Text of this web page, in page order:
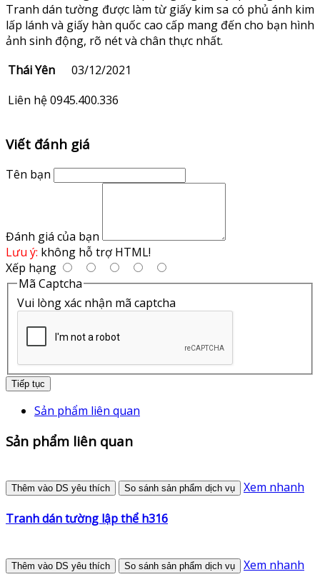
Tranh dán tường được làm từ giấy kim sa có phủ ánh kim
lấp lánh và giấy hàn quốc cao cấp mang đến cho bạn hình
ảnh sinh động, rõ nét và chân thực nhất.
Thái Yên
03/12/2021
Liên hệ 0945.400.336
Viết đánh giá
Tên bạn
Đánh giá của bạn
Lưu ý: không hỗ trợ HTML!
Xếp hạng
Mã Captcha
Vui lòng xác nhận mã captcha
Tiếp tục
Sản phẩm liên quan
Sản phẩm liên quan
Thêm vào DS yêu thích So sánh sản phẩm dịch vụ Xem nhanh
Tranh dán tường lập thể h316
Thêm vào DS yêu thích So sánh sản phẩm dịch vụ Xem nhanh